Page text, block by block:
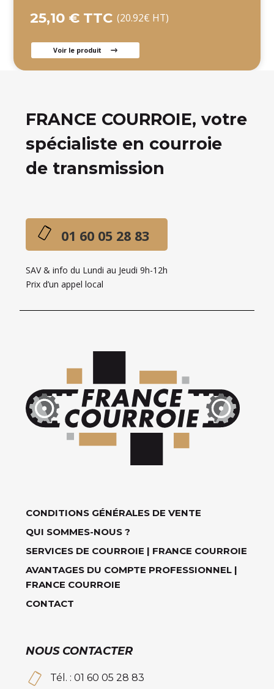
25,10 € TTC (20.92€ HT)
Voir le produit
FRANCE COURROIE, votre
spécialiste en courroie
de transmission
01 60 05 28 83
SAV & info du Lundi au Jeudi 9h-12h
Prix d’un appel local
CONDITIONS GÉNÉRALES DE VENTE
QUI SOMMES-NOUS ?
SERVICES DE COURROIE | FRANCE COURROIE
AVANTAGES DU COMPTE PROFESSIONNEL |
FRANCE COURROIE
CONTACT
NOUS CONTACTER
Tél. : 01 60 05 28 83